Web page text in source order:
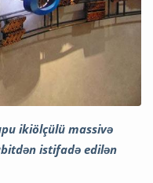
ikiölçülü massivə
istifadə edilən